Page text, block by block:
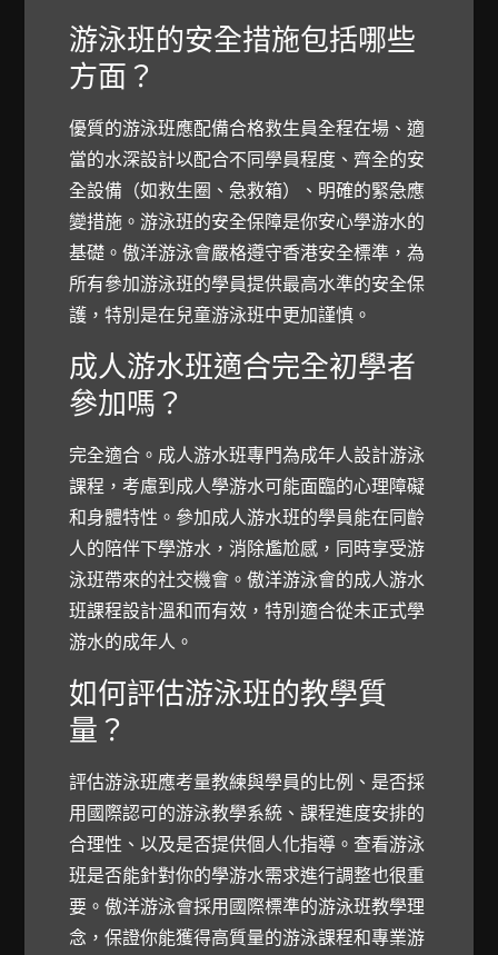
游泳班的安全措施包括哪些
方面？
優質的游泳班應配備合格救生員全程在場、適
當的水深設計以配合不同學員程度、齊全的安
全設備（如救生圈、急救箱）、明確的緊急應
變措施。游泳班的安全保障是你安心學游水的
基礎。傲洋游泳會嚴格遵守香港安全標準，為
所有參加游泳班的學員提供最高水準的安全保
護，特別是在兒童游泳班中更加謹慎。
成人游水班適合完全初學者
參加嗎？
完全適合。成人游水班專門為成年人設計游泳
課程，考慮到成人學游水可能面臨的心理障礙
和身體特性。參加成人游水班的學員能在同齡
人的陪伴下學游水，消除尷尬感，同時享受游
泳班帶來的社交機會。傲洋游泳會的成人游水
班課程設計溫和而有效，特別適合從未正式學
游水的成年人。
如何評估游泳班的教學質
量？
評估游泳班應考量教練與學員的比例、是否採
用國際認可的游泳教學系統、課程進度安排的
合理性、以及是否提供個人化指導。查看游泳
班是否能針對你的學游水需求進行調整也很重
要。傲洋游泳會採用國際標準的游泳班教學理
念，保證你能獲得高質量的游泳課程和專業游